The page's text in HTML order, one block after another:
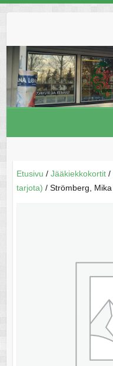
Etusivu / Jääkiekkokortit/
tarjota) / Strömberg,